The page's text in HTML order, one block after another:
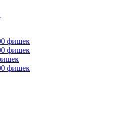
фишек
фишек
фишек